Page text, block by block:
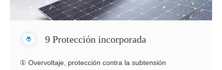
9 Protección incorporada
① Overvoltaje, protección contra la subtensión